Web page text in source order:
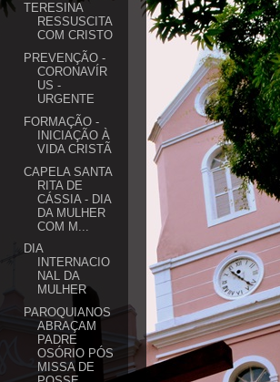
TERESINA
RESSUSCITA
COM CRISTO
PREVENÇÃO -
CORONAVÍR
US -
URGENTE
FORMAÇÃO -
INICIAÇÃO À
VIDA CRISTÃ
CAPELA SANTA
RITA DE
CÁSSIA - DIA
DA MULHER
COM M...
DIA
INTERNACIO
NAL DA
MULHER
PAROQUIANOS
ABRAÇAM
PADRE
OSÓRIO PÓS
MISSA DE